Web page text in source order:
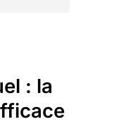
: la